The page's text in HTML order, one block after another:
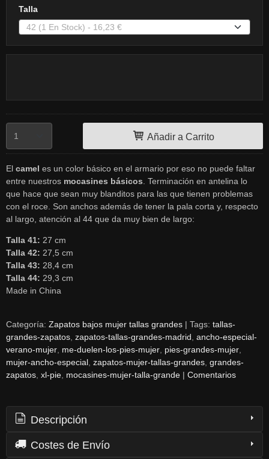
Talla
Añadir a Carrito
El camel es un color básico en el armario por eso no puede faltar
entre nuestros mocasines básicos . Terminación en antelina lo
que hace que sean muy blanditos para las que tienen problemas
con el roce. Son anchos además de tener la pala corta y, respecto
al largo, atención al 44 que da muy bien de largo:
Talla 41: 27 cm
Talla 42: 27,5 cm
Talla 43: 28,4 cm
Talla 44: 29,3 cm
Made in China
Categoría: Zapatos bajos mujer tallas grandes | Tags: tallas-
grandes-zapatos zapatos-tallas-grandes-madrid ancho-especial-
verano-mujer me-duelen-los-pies-mujer pies-grandes-mujer
mujer-ancho-especial zapatos-mujer-tallas-grandes grandes-
zapatos xl-pie mocasines-mujer-talla-grande | Comentarios
Descripción
Costes de Envío